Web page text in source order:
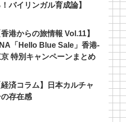
バイリンガル育成論】
香港からの旅情報 Vol.11】
「Hello Blue Sale」香港‐
特別キャンペーンまとめ
経済コラム】日本カルチャ
存在感